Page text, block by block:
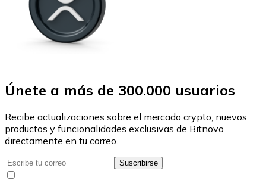
Únete a más de 300.000 usuarios
Recibe actualizaciones sobre el mercado crypto, nuevos
productos y funcionalidades exclusivas de Bitnovo
directamente en tu correo.
Suscribirse